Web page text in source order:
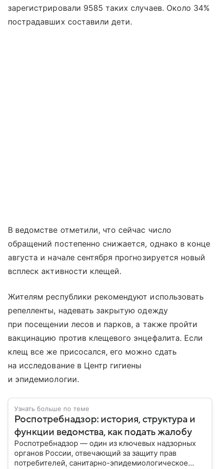
зарегистрировали 9585 таких случаев. Около 34%
пострадавших составили дети.
В ведомстве отметили, что сейчас число
обращений постепенно снижается, однако в конце
августа и начале сентября прогнозируется новый
всплеск активности клещей.
Жителям республики рекомендуют использовать
репелленты, надевать закрытую одежду
при посещении лесов и парков, а также пройти
вакцинацию против клещевого энцефалита. Если
клещ все же присосался, его можно сдать
на исследование в Центр гигиены
и эпидемиологии.
Узнать больше по теме
Роспотребнадзор: история, структура и
функции ведомства, как подать жалобу
Роспотребнадзор — один из ключевых надзорных
органов России, отвечающий за защиту прав
потребителей, санитарно-эпидемиологическое